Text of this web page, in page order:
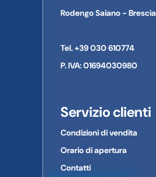
Rodengo Saiano - Brescia
Tel. +39 030 610774
P. IVA: 01694030980
Servizio clienti
Condizioni di vendita
Orario di apertura
Contatti